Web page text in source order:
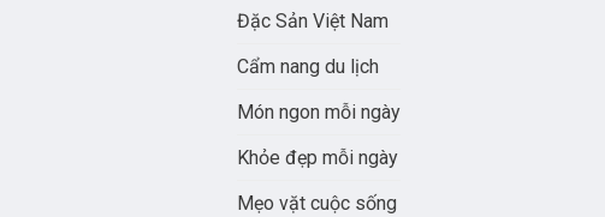
Đặc Sản Việt Nam
Cẩm nang du lịch
Món ngon mỗi ngày
Khỏe đẹp mỗi ngày
Mẹo vặt cuộc sống